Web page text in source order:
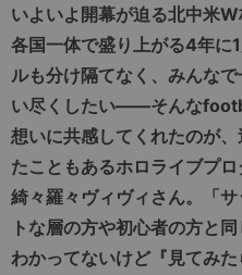
いよいよ開幕が迫る北中米
各国一体で盛り上がる4年に
ルも分け隔てなく、みんな
い尽くしたい――そんな
想いに共感してくれたのが
たこともあるホロライブプ
綺々羅々ヴィヴィさん。「
トな層の方や初心者の方と
わかってないけど『見てみ